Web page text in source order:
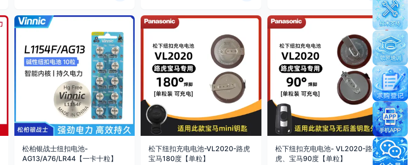
松柏银战士纽扣电池-
AG13/A76/LR44【一卡十粒】
松下纽扣充电电池-VL2020-路虎
宝马180度【单粒】
松下纽扣充电电池- VL2020-路
虎、宝马90度【单粒】